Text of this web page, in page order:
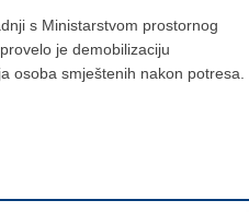
s Ministarstvom prostornog
je demobilizaciju
osoba smještenih nakon potresa.